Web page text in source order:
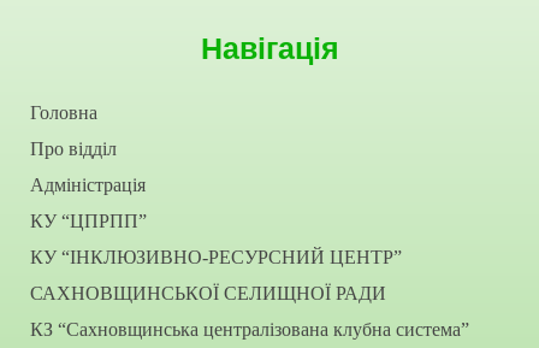
Навігація
Головна
Про відділ
Адміністрація
КУ “ЦПРПП”
КУ “ІНКЛЮЗИВНО-РЕСУРСНИЙ ЦЕНТР”
САХНОВЩИНСЬКОЇ СЕЛИЩНОЇ РАДИ
КЗ “Сахновщинська централізована клубна система”